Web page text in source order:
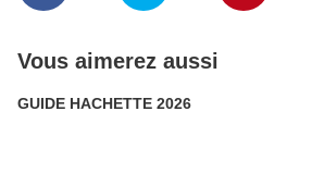
Vous aimerez aussi
GUIDE HACHETTE 2026